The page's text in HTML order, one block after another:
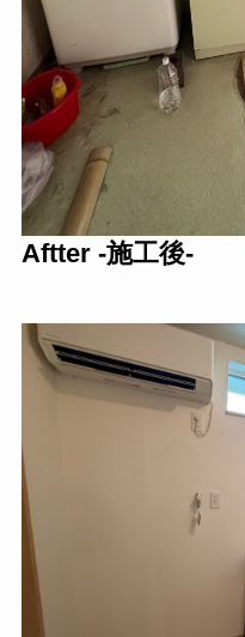
Aftter -施工後-